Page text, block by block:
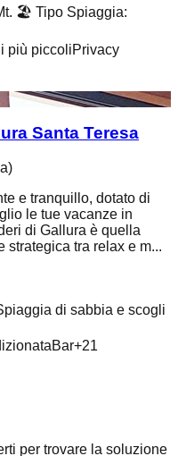
🏖️ Tipo Spiaggia:
più piccoliPrivacy
Santa Teresa
e tranquillo, dotato di
le tue vacanze in
di Gallura è quella
strategica tra relax e m...
di sabbia e scogli
Bar+21
per trovare la soluzione